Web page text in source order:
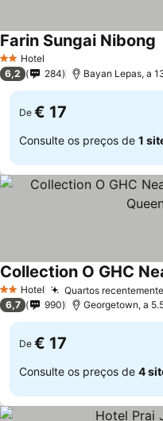
2 Estrelas
Hotel
Farin Sungai Nibong
6,2 284 Bayan Lepas, a
De € 17
Consulte os preços de 1
2 Estrelas
Hotel Quartos
6,7 990 Georgetown, a
De € 17
Consulte os preços de 4